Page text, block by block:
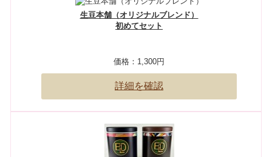
生豆本舗（オリジナルブレンド）
初めてセット
価格： 1,300円
詳細を確認